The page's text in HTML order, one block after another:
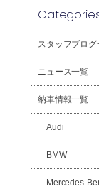
スタッフブロ
ニュース一覧
納車情報一覧
Audi
BMW
Mercedes-